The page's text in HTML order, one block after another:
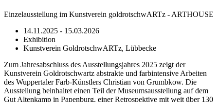
Einzelausstellung im Kunstverein goldrotschwARTz - ARTHOUSE
14.11.2025 - 15.03.2026
Exhibition
Kunstverein GoldrotschwARTz, Lübbecke
Zum Jahresabschluss des Ausstellungsjahres 2025 zeigt der
Kunstverein Goldrotschwartz abstrakte und farbintensive Arbeiten
des Wuppertaler Farb-Künstlers Christian von Grumbkow. Die
Ausstellung beinhaltet einen Teil der Museumsausstellung auf dem
Gut Altenkamp in Papenburg, einer Retrospektive mit weit über 130